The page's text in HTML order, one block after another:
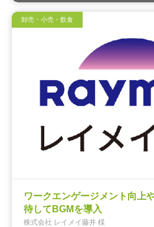
卸売・小売・飲食
ワークエンゲージメント向上
待してBGMを導入
株式会社 レイメイ藤井 様